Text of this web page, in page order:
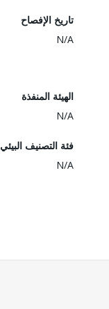
تاريخ الإفصاح
N/A
الهيئة المنفذة
N/A
فئة التصنيف البيئي
N/A